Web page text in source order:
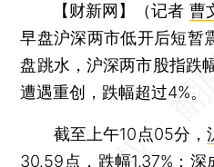
【财新网】（记者 曹
早盘沪深两市低开后短暂
盘跳水，沪深两市股指跌
遭遇重创，跌幅超过4%。
截至上午10点05分，
30.59点，跌幅1.37%； 深